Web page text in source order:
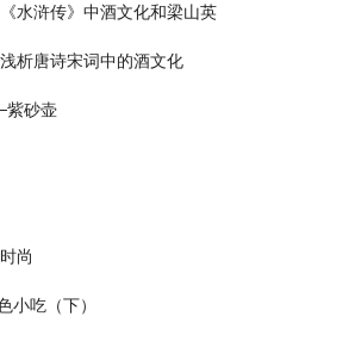
水浒传》中酒文化和梁山英
析唐诗宋词中的酒文化
紫砂壶
尚
小吃（下）